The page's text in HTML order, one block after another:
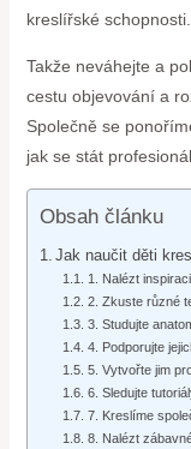
kreslířské schopnosti.
Takže neváhejte a
cestu objevování a
Společně se
jak se stát
Obsah článku
Jak naučit děti
1. Nalézt
2. Zkuste různé
3. Studujte
4. Podporujte
5. Vytvořte jim
6. Sledujte
7. Kreslíme
8. Nalézt